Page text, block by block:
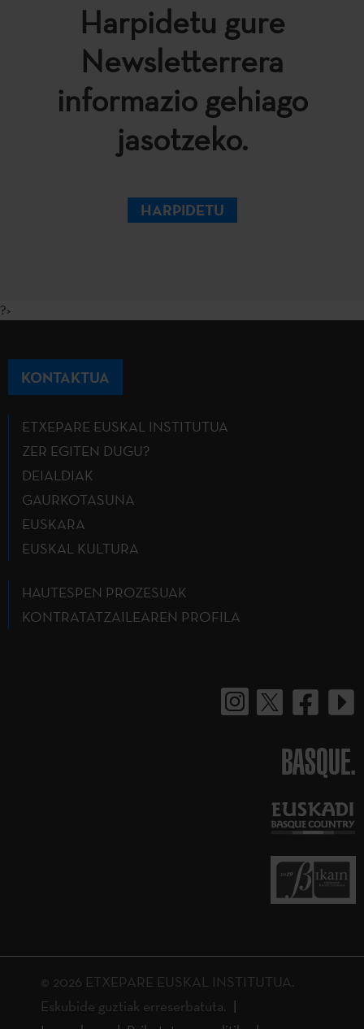
Harpidetu gure
Newsletterrera
informazio gehiago
jasotzeko.
HARPIDETU
?>
KONTAKTUA
ETXEPARE EUSKAL INSTITUTUA
ZER EGITEN DUGU?
DEIALDIAK
GAURKOTASUNA
EUSKARA
EUSKAL KULTURA
HAUTESPEN PROZESUAK
KONTRATATZAILEAREN PROFILA
BASQUE.
© 2026 ETXEPARE EUSKAL INSTITUTUA.
Eskubide guztiak erreserbatuta.